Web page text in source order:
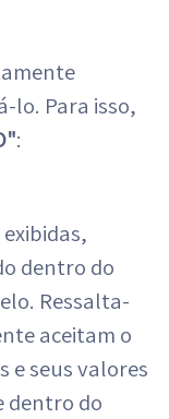
lo. Para isso,
:
dentro do
Ressalta-
aceitam o
e seus valores
dentro do